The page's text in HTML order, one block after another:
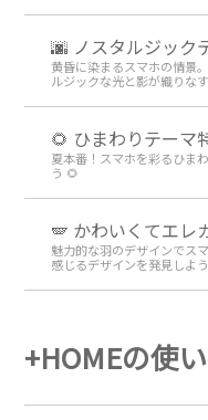
🌆 ノスタルジック
黄昏に染まるスマホの情景
ルジックな光と影が織りな
🌻 ひまわりテーマ
夏本番！スマホを彩るひま
う 🌻
🪽 かわいくてエ
魅力的な羽のデザインでス
感じるデザインを発見しよ
+HOMEの使